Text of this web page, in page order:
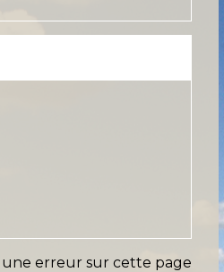
une erreur sur cette page